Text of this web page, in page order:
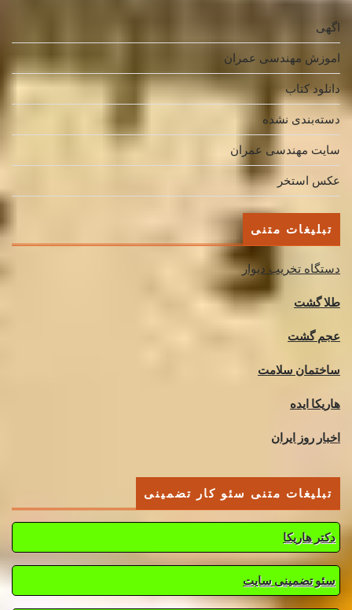
اگهی
اموزش مهندسی عمران
دانلود کتاب
دسته‌بندی نشده
سایت مهندسی عمران
عکس استخر
تبلیغات متنی
دستگاه تخریب دیوار
طلا گشت
عجم گشت
ساختمان سلامت
هاریکا ایده
اخبار روز ایران
تبلیغات متنی سئو کار تضمینی
دکتر هاریکا
سئو تضمینی سایت